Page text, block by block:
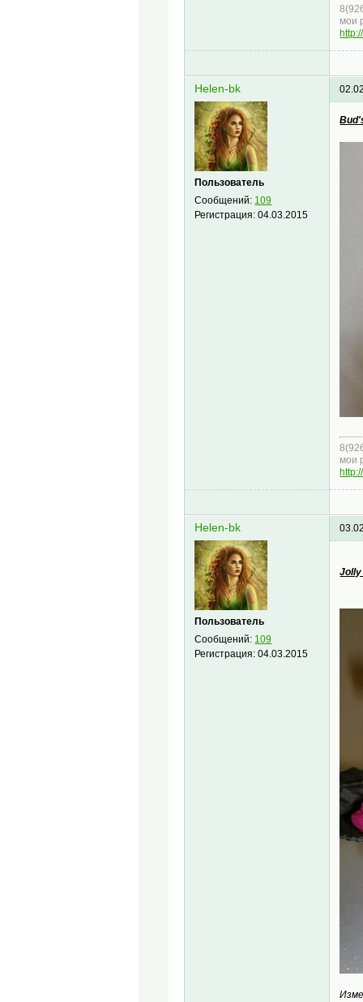
мои
Helen-bk
Пользователь
Сообщений: 109
Регистрация:04.03.2015
мои
Helen-bk
Пользователь
Сообщений: 109
Регистрация:04.03.2015
Jolly